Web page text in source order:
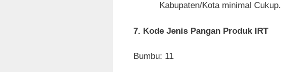
Kabupaten/Kota minimal Cukup.
7. Kode Jenis Pangan Produk IRT
Bumbu: 11